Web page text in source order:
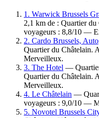
1. Warwick Brussels
2,1 km de : Quartier
voyageurs : 8,8/10 —
2. Cardo Brussels,
Quartier du Châtelain.
Merveilleux.
3. The Hotel —
Quartier du Châtelain.
Merveilleux.
4. Le Châtelain —
voyageurs : 9,0/10 —
5. Novotel Brussels